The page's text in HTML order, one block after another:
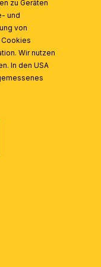
zu Geräten
und
von
Cookies
Wir nutzen
In den USA